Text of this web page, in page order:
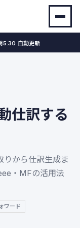
5:30 自動更新
仕訳する
りから仕訳生成ま
・MFの活用法
ワード